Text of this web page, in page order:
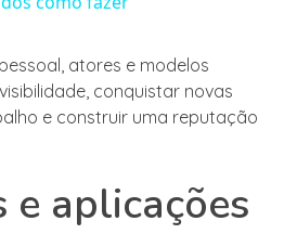
atores e modelos
conquistar novas
e construir uma reputação
e aplicações